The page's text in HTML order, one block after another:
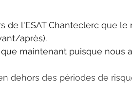
de l'ESAT Chanteclerc que
après).
maintenant puisque nous
dehors des périodes de